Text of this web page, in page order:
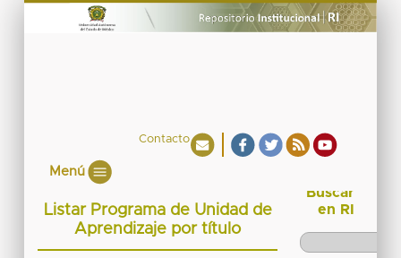
Contacto
Menú
Listar Programa de Unidad de
Aprendizaje por título
Buscar
en RI